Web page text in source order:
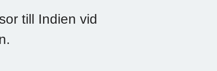
till Indien vid